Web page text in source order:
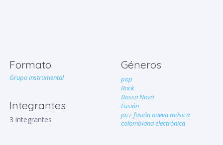
Formato
Grupo instrumental
Integrantes
3 integrantes
Géneros
pop
Rock
Bossa Nova
Fusión
jazz fusión nueva música
colombiana electrónica